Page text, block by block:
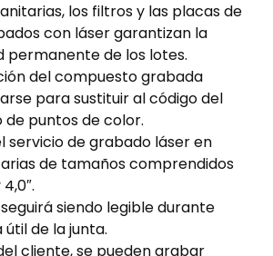
los filtros y las placas de
con láser garantizan la
permanente de los lotes.
del compuesto grabada
para sustituir al código del
puntos de color.
servicio de grabado láser en
de tamaños comprendidos
siendo legible durante
de la junta.
cliente, se pueden grabar